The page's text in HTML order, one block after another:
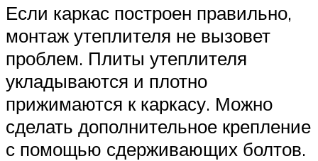
Если каркас построен правильно,
монтаж утеплителя не вызовет
проблем. Плиты утеплителя
укладываются и плотно
прижимаются к каркасу. Можно
сделать дополнительное крепление
с помощью сдерживающих болтов.